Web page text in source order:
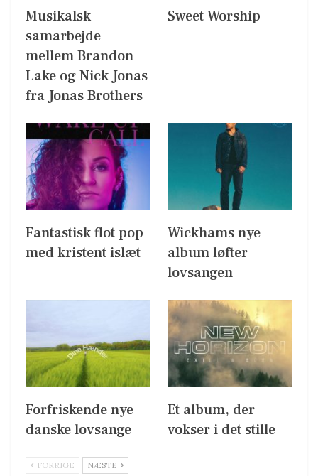
Musikalsk
samarbejde
mellem Brandon
Lake og Nick Jonas
fra Jonas Brothers
Sweet Worship
Fantastisk flot pop
med kristent islæt
Wickhams nye
album løfter
lovsangen
Forfriskende nye
danske lovsange
Et album, der
vokser i det stille
FORRIGE NÆSTE